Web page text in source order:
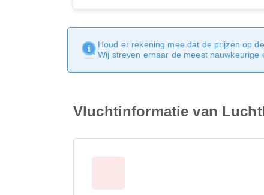
Houd er rekening mee dat de prijzen op
Wij streven ernaar de meest nauwkeurige
Vluchtinformatie van